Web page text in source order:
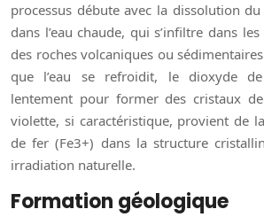
processus débute avec la dissolution
dans l’eau chaude, qui s’infiltre dans
des roches volcaniques ou
que l’eau se refroidit, le dioxyde
lentement pour former des cristaux
violette, si caractéristique, provient de
de fer (Fe3+) dans la structure
irradiation naturelle.
Formation géologique